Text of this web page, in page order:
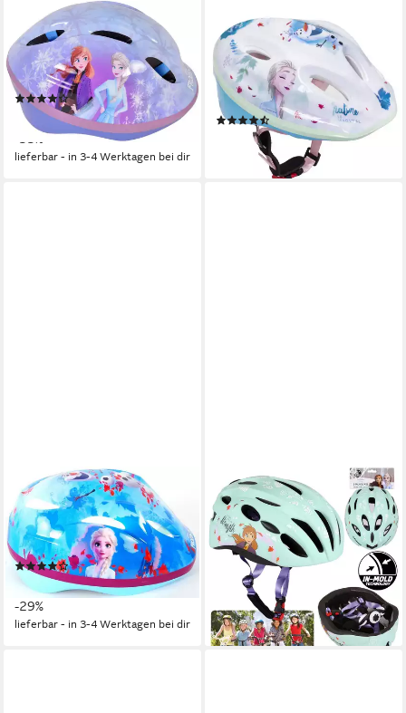
DISNEY FROZEN
Kinderfahrradhelm Blau- 52-
56cm - 3-12 Jahre, 200 g,
Elsa, Kristoff, Die Eiskönigin
(6)
26,90 € UVP39,90 €
lieferbar - in 3-4 Werktagen bei dir
SEVEN POLSKA
Kinderfahrradhelm verstellbar
leicht Belüftung Mädchen &
Jungen 52–56 cm 3,5–12
Jahre, Sehr leicht mit nur ca.
200g
(10)
28,90 €
lieferbar - in 2-3 Werktagen bei dir
VOLARE
Fahrradhelm Kinder Fahrrad
Helm Schutzhelm Kinderhelm
Frozen Eiskönigin Elsa Blau
(2)
24,90 € UVP34,90 €
-29%
lieferbar - in 3-4 Werktagen bei dir
SARCIA.EU
Kinderfahrradhelm Die
Eiskönigin Elsa, Anna Mint
Kinderfahrradhelm, Mädchen,
52-56 cm
38,99 €
lieferbar - in 3-4 Werktagen bei dir